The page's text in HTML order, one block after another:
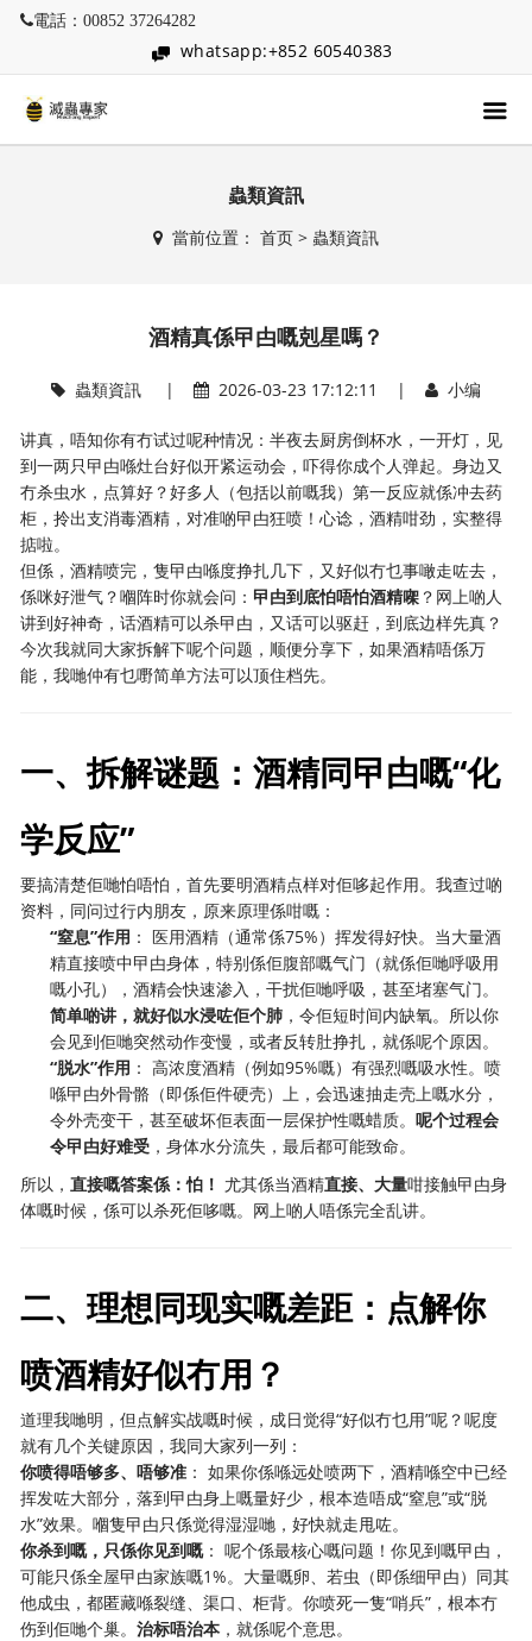
電話：00852 37264282
whatsapp:+852 60540383
蟲類資訊
當前位置： 首页> 蟲類資訊
酒精真係曱甴嘅剋星嗎？
蟲類資訊| 2026-03-23 17:12:11 | 小编
讲真，唔知你有冇试过呢种情况：半夜去厨房倒杯水，一开灯，见
到一两只曱甴喺灶台好似开紧运动会，吓得你成个人弹起。身边又
冇杀虫水，点算好？好多人（包括以前嘅我）第一反应就係冲去药
柜，拎出支消毒酒精，对准啲曱甴狂喷！心谂，酒精咁劲，实整得
掂啦。
但係，酒精喷完，隻曱甴喺度挣扎几下，又好似冇乜事噉走咗去，
係咪好泄气？嗰阵时你就会问： 曱甴到底怕唔怕酒精㗎 ？网上啲人
讲到好神奇，话酒精可以杀曱甴，又话可以驱赶，到底边样先真？
今次我就同大家拆解下呢个问题，顺便分享下，如果酒精唔係万
能，我哋仲有乜嘢简单方法可以顶住档先。
一、拆解谜题：酒精同曱甴嘅“化
学反应”
要搞清楚佢哋怕唔怕，首先要明酒精点样对佢哆起作用。我查过啲
资料，同问过行内朋友，原来原理係咁嘅：
“窒息”作用 ： 医用酒精（通常係75%）挥发得好快。当大量酒
精直接喷中曱甴身体，特别係佢腹部嘅气门（就係佢哋呼吸用
嘅小孔），酒精会快速渗入，干扰佢哋呼吸，甚至堵塞气门。
简单啲讲，就好似水浸咗佢个肺 ，令佢短时间内缺氧。所以你
会见到佢哋突然动作变慢，或者反转肚挣扎，就係呢个原因。
“脱水”作用 ： 高浓度酒精（例如95%嘅）有强烈嘅吸水性。喷
喺曱甴外骨骼（即係佢件硬壳）上，会迅速抽走壳上嘅水分，
令外壳变干，甚至破坏佢表面一层保护性嘅蜡质。呢个过程会
令曱甴好难受 ，身体水分流失，最后都可能致命。
所以，直接嘅答案係：怕！ 尤其係当酒精直接、大量咁接触曱甴身
体嘅时候，係可以杀死佢哆嘅。网上啲人唔係完全乱讲。
二、理想同现实嘅差距：点解你
喷酒精好似冇用？
道理我哋明，但点解实战嘅时候，成日觉得“好似冇乜用”呢？呢度
就有几个关键原因，我同大家列一列：
你喷得唔够多、唔够准 ： 如果你係喺远处喷两下，酒精喺空中已经
挥发咗大部分，落到曱甴身上嘅量好少，根本造唔成“窒息”或“脱
水”效果。嗰隻曱甴只係觉得湿湿哋，好快就走甩咗。
你杀到嘅，只係你见到嘅： 呢个係最核心嘅问题！你见到嘅曱甴，
可能只係全屋曱甴家族嘅1%。大量嘅卵、若虫（即係细曱甴）同其
他成虫，都匿藏喺裂缝、渠口、柜背。你喷死一隻“哨兵”，根本冇
伤到佢哋个巢。治标唔治本 ，就係呢个意思。